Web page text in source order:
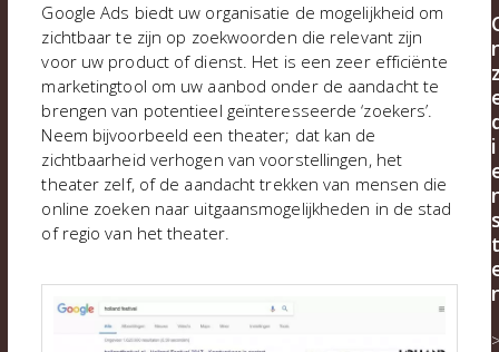
Google Ads biedt uw organisatie de mogelijkheid om
zichtbaar te zijn op zoekwoorden die relevant zijn
voor uw product of dienst. Het is een zeer efficiënte
marketingtool om uw aanbod onder de aandacht te
brengen van potentieel geïnteresseerde ‘zoekers’.
Neem bijvoorbeeld een theater; dat kan de
zichtbaarheid verhogen van voorstellingen, het
theater zelf, of de aandacht trekken van mensen die
online zoeken naar uitgaansmogelijkheden in de stad
of regio van het theater.
i
t